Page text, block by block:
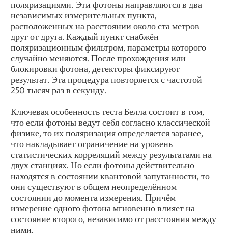
поляризациями. Эти фотоны направляются в два
независимых измерительных пункта,
расположенных на расстоянии около ста метров
друг от друга. Каждый пункт снабжён
поляризационным фильтром, параметры которого
случайно меняются. После прохождения или
блокировки фотона, детекторы фиксируют
результат. Эта процедура повторяется с частотой
250 тысяч раз в секунду.
Ключевая особенность теста Белла состоит в том,
что если фотоны ведут себя согласно классической
физике, то их поляризация определяется заранее,
что накладывает ограничение на уровень
статистических корреляций между результатами на
двух станциях. Но если фотоны действительно
находятся в состоянии квантовой запутанности, то
они существуют в общем неопределённом
состоянии до момента измерения. Причём
измерение одного фотона мгновенно влияет на
состояние второго, независимо от расстояния между
ними.